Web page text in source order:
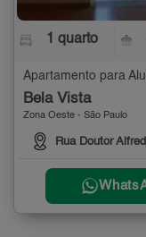
1 quarto
Apartamento para
Bela Vista
Zona Oeste - São Paulo
Rua Doutor